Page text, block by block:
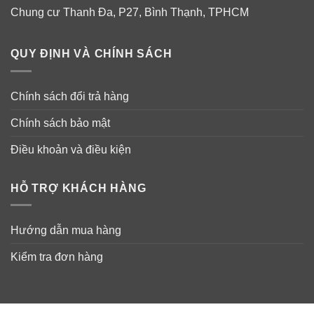
Cùng bạn thực hiện mục tiêu của bạn.
Chung cư Thanh Đa, P27, Bình Thạnh, TPHCM
QUY ĐỊNH VÀ CHÍNH SÁCH
Chính sách đổi trả hàng
Chính sách bảo mật
Điều khoản và điều kiện
HỖ TRỢ KHÁCH HÀNG
Hướng dẫn mua hàng
Kiểm tra đơn hàng